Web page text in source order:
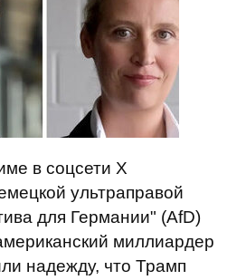
в соцсети X
ультраправой
для Германии" (AfD)
миллиардер
надежду, что Трамп